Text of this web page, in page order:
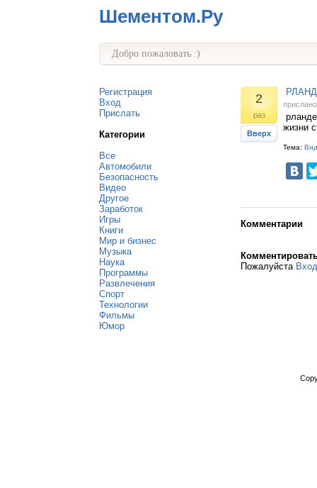
Шементом.Ру
Добро пожаловать :)
Регистрация
Вход
Прислать
Категории
Все
Автомобили
Безопасность
Видео
Другое
Заработок
Игры
Книги
Мир и бизнес
Музыка
Наука
Программы
Развлечения
Спорт
Технологии
Фильмы
Юмор
2
раз
Вверх
жизни
Тема:
Комментарии
Пожалуйста Вход